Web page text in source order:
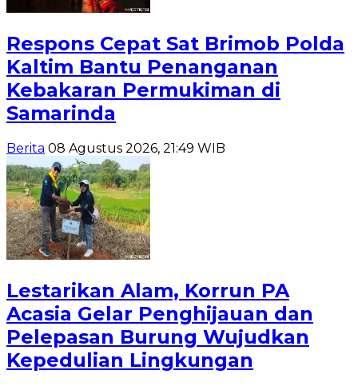
Respons Cepat Sat Brimob Polda
Kaltim Bantu Penanganan
Kebakaran Permukiman di
Samarinda
Berita 08 Agustus 2026, 21:49 WIB
Lestarikan Alam, Korrun PA
Acasia Gelar Penghijauan dan
Pelepasan Burung Wujudkan
Kepedulian Lingkungan